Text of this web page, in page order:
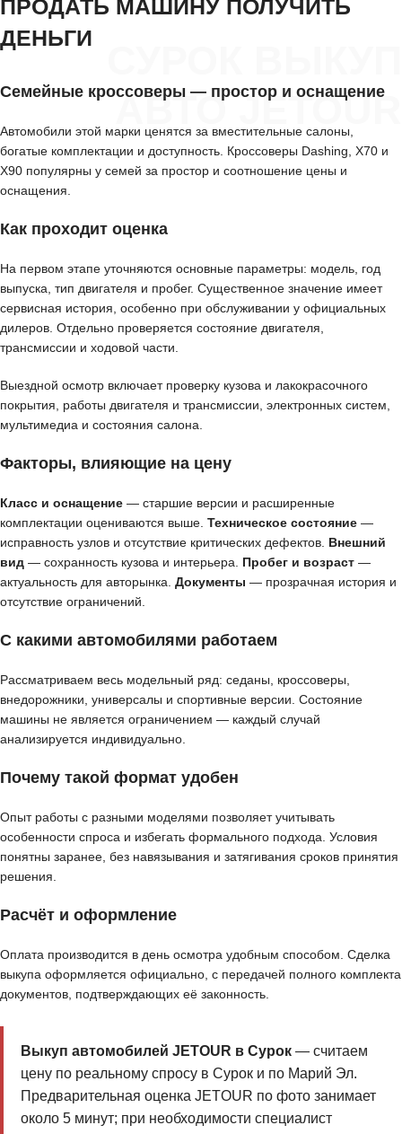
АВТО JETOUR
ПРОДАТЬ МАШИНУ ПОЛУЧИТЬ
ДЕНЬГИ
Семейные кроссоверы — простор и оснащение
Автомобили этой марки ценятся за вместительные салоны,
богатые комплектации и доступность. Кроссоверы Dashing, X70 и
X90 популярны у семей за простор и соотношение цены и
оснащения.
Как проходит оценка
На первом этапе уточняются основные параметры: модель, год
выпуска, тип двигателя и пробег. Существенное значение имеет
сервисная история, особенно при обслуживании у официальных
дилеров. Отдельно проверяется состояние двигателя,
трансмиссии и ходовой части.
Выездной осмотр включает проверку кузова и лакокрасочного
покрытия, работы двигателя и трансмиссии, электронных систем,
мультимедиа и состояния салона.
Факторы, влияющие на цену
Класс и оснащение — старшие версии и расширенные
комплектации оцениваются выше. Техническое состояние —
исправность узлов и отсутствие критических дефектов. Внешний
вид — сохранность кузова и интерьера. Пробег и возраст —
актуальность для авторынка. Документы — прозрачная история и
отсутствие ограничений.
С какими автомобилями работаем
Рассматриваем весь модельный ряд: седаны, кроссоверы,
внедорожники, универсалы и спортивные версии. Состояние
машины не является ограничением — каждый случай
анализируется индивидуально.
Почему такой формат удобен
Опыт работы с разными моделями позволяет учитывать
особенности спроса и избегать формального подхода. Условия
понятны заранее, без навязывания и затягивания сроков принятия
решения.
Расчёт и оформление
Оплата производится в день осмотра удобным способом. Сделка
выкупа оформляется официально, с передачей полного комплекта
документов, подтверждающих её законность.
Выкуп автомобилей JETOUR в Сурок— считаем
цену по реальному спросу в Сурок и по Марий Эл.
Предварительная оценка JETOUR по фото занимает
около 5 минут; при необходимости специалист